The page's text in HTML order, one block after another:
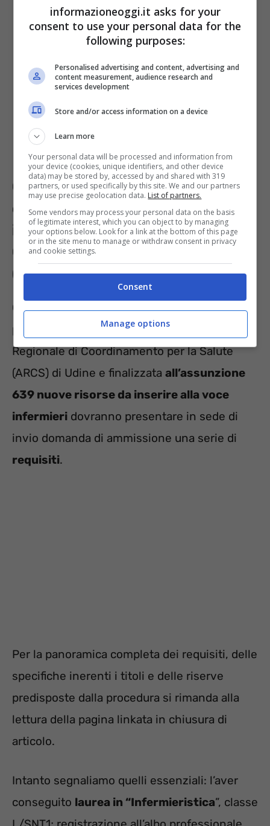
240 postipresso l’Azienda Sanitaria
Universitaria Friuli Centrale (azienda
capofila), settore C
Cosa presentare al momento
della domanda per lavoro
infermieriAzienda Regionale di
Coordinamento per la Salute
(ARCS)
Coloro che vorranno prendere parte alla
procedura concorsuale bandita dall’Azienda
Regionale di Coordinamento per la Salute
(ARCS) di Udine e finalizzata all’assunzione
639 nuove risorse da inserire alla voce
infermieri dovranno presentare in sede di
invio domanda di ammissione una serie di
requisiti.
Per la panoramica completa dei requisiti, delle
specifiche inerenti i titoli e delle riserve
predisposte dalla procedura si rimanda alla
lettura della pagina linkata in chiusura di
articolo.
Intanto segnaliamo quelli essenziali: l’aver
conseguito laurea in “Infermieristica”, classe
informazioneoggi.it asks for your
consent to use your personal data for the
following purposes:
Personalised advertising and content, advertising and
content measurement, audience research and
services development
Store and/or access information on a device
Learn more
Your personal data will be processed and information from
your device (cookies, unique identifiers, and other device
data) may be stored by, accessed by and shared with 319
partners, or used specifically by this site. We and our partners
may use precise geolocation data. List of partners.
Some vendors may process your personal data on the basis
of legitimate interest, which you can object to by managing
your options below. Look for a link at the bottom of this page
or in the site menu to manage or withdraw consent in privacy
and cookie settings.
Consent
Manage options